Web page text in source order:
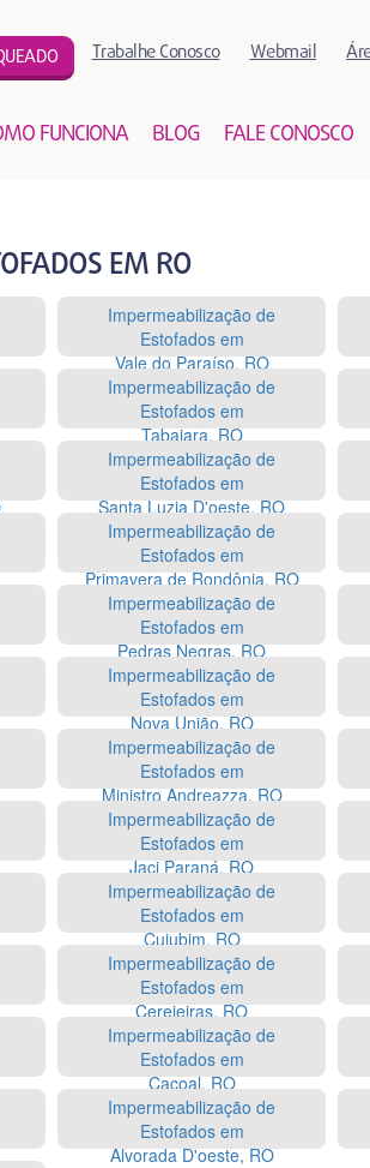
Trabalhe Conosco Webmail
FUNCIONA BLOG FALE CONOSCO
EM RO
Impermeabilização de
Estofados em
Vale do Paraíso, RO
Impermeabilização de
Estofados em
Tabajara, RO
Impermeabilização de
Estofados em
Santa Luzia D'oeste, RO
Impermeabilização de
Estofados em
Primavera de Rondônia, RO
Impermeabilização de
Estofados em
Pedras Negras, RO
Impermeabilização de
Estofados em
Nova União, RO
Impermeabilização de
Estofados em
Ministro Andreazza, RO
Impermeabilização de
Estofados em
Jaci Paraná, RO
Impermeabilização de
Estofados em
Cujubim, RO
Impermeabilização de
Estofados em
Cerejeiras, RO
Impermeabilização de
Estofados em
Cacoal, RO
Impermeabilização de
Estofados em
Alvorada D'oeste, RO